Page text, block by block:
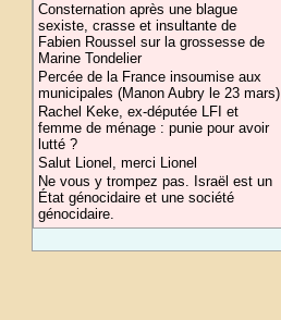
Consternation après une blague
sexiste, crasse et insultante de
Fabien Roussel sur la grossesse de
Marine Tondelier
Percée de la France insoumise aux
municipales (Manon Aubry le 23 mars)
Rachel Keke, ex-députée LFI et
femme de ménage : punie pour avoir
lutté ?
Salut Lionel, merci Lionel
Ne vous y trompez pas. Israël est un
État génocidaire et une société
génocidaire.